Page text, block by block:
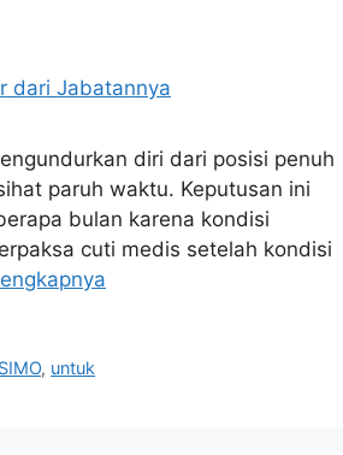
diri dari posisi penuh
paruh waktu. Keputusan ini
bulan karena kondisi
cuti medis setelah kondisi
SIMO, untuk